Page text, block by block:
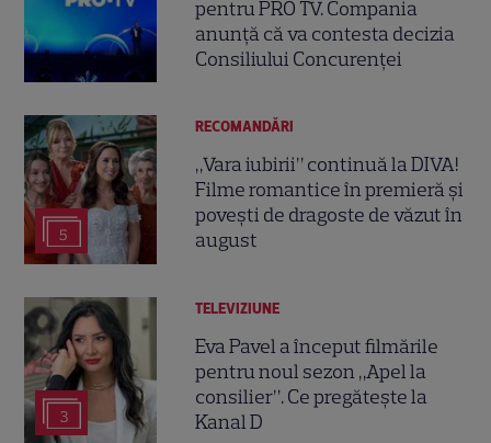
pentru PRO TV. Compania
anunță că va contesta decizia
Consiliului Concurenței
5
RECOMANDĂRI
„Vara iubirii” continuă la DIVA!
Filme romantice în premieră și
povești de dragoste de văzut în
august
3
TELEVIZIUNE
Eva Pavel a început filmările
pentru noul sezon „Apel la
consilier”. Ce pregătește la
Kanal D